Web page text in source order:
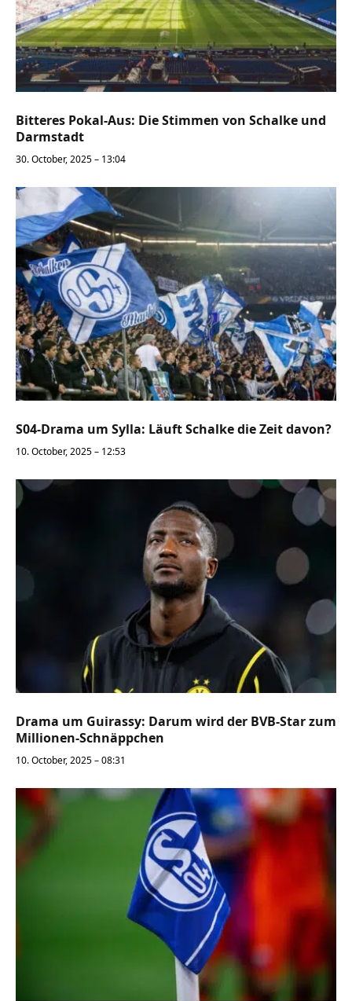
Bitteres Pokal-Aus: Die Stimmen von Schalke und
Darmstadt
30. October, 2025 – 13:04
S04-Drama um Sylla: Läuft Schalke die Zeit davon?
10. October, 2025 – 12:53
Drama um Guirassy: Darum wird der BVB-Star zum
Millionen-Schnäppchen
10. October, 2025 – 08:31